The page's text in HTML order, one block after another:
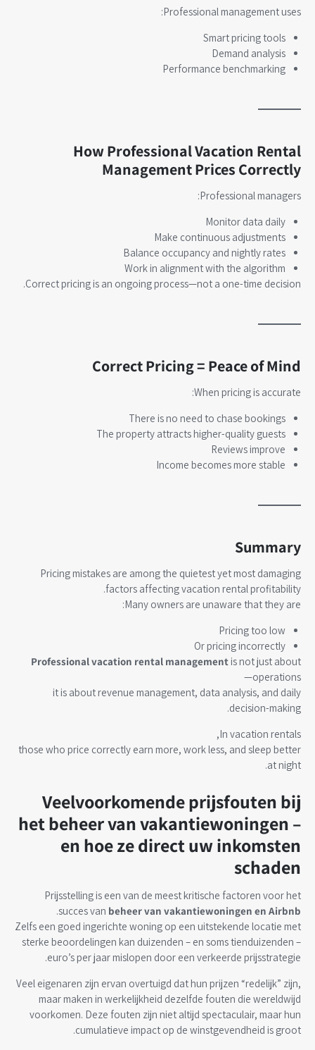
Professional management uses:
Smart pricing tools
Demand analysis
Performance benchmarking
How Professional Vacation Rental
Management Prices Correctly
Professional managers:
Monitor data daily
Make continuous adjustments
Balance occupancy and nightly rates
Work in alignment with the algorithm
Correct pricing is an ongoing process—not a one-time decision.
Correct Pricing = Peace of Mind
When pricing is accurate:
There is no need to chase bookings
The property attracts higher-quality guests
Reviews improve
Income becomes more stable
Summary
Pricing mistakes are among the quietest yet most damaging
factors affecting vacation rental profitability.
Many owners are unaware that they are:
Pricing too low
Or pricing incorrectly
Professional vacation rental managementis not just about
operations—
it is about revenue management, data analysis, and daily
decision-making.
In vacation rentals,
those who price correctly earn more, work less, and sleep better
at night.
Veelvoorkomende prijsfouten bij
het beheer van vakantiewoningen –
en hoe ze direct uw inkomsten
schaden
Prijsstelling is een van de meest kritische factoren voor het
succes van beheer van vakantiewoningen en Airbnb
.
Zelfs een goed ingerichte woning op een uitstekende locatie met
sterke beoordelingen kan duizenden – en soms tienduizenden –
euro’s per jaar mislopen door een verkeerde prijsstrategie.
Veel eigenaren zijn ervan overtuigd dat hun prijzen “redelijk” zijn,
maar maken in werkelijkheid dezelfde fouten die wereldwijd
voorkomen. Deze fouten zijn niet altijd spectaculair, maar hun
cumulatieve impact op de winstgevendheid is groot.